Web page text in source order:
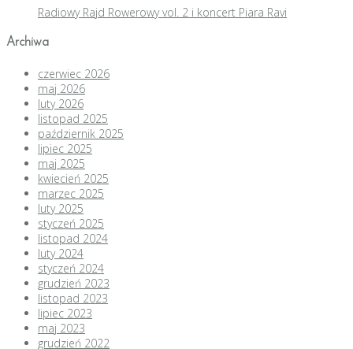
Radiowy Rajd Rowerowy vol. 2 i koncert Piara Ravi
Archiwa
czerwiec 2026
maj 2026
luty 2026
listopad 2025
październik 2025
lipiec 2025
maj 2025
kwiecień 2025
marzec 2025
luty 2025
styczeń 2025
listopad 2024
luty 2024
styczeń 2024
grudzień 2023
listopad 2023
lipiec 2023
maj 2023
grudzień 2022